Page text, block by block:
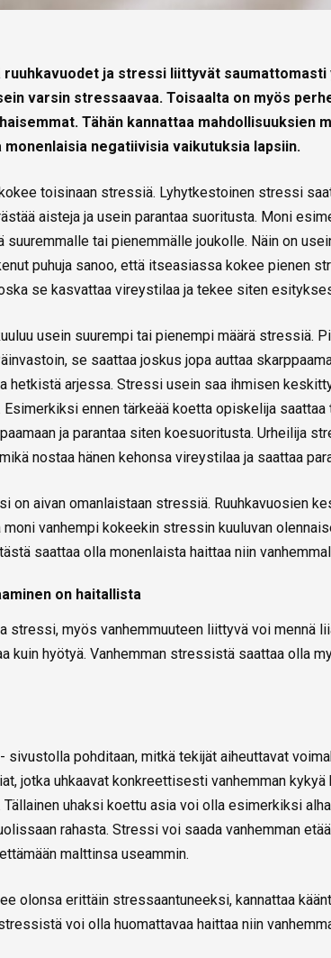
ja stressi liittyvät saumattomasti
varsin stressaavaa. Toisaalta on myös
Tähän kannattaa mahdollisuuksien
negatiivisia vaikutuksia lapsiin.
toisinaan stressiä. Lyhytkestoinen stressi
aisteja ja usein parantaa suoritusta. Moni
suuremmalle tai pienemmälle joukolle. Näin on
puhuja sanoo, että itseasiassa kokee pienen
se kasvattaa vireystilaa ja tekee siten
usein suurempi tai pienempi määrä stressiä.
se saattaa joskus jopa auttaa
hetkistä arjessa. Stressi usein saa ihmisen
Esimerkiksi ennen tärkeää koetta opiskelija
ja parantaa siten koesuoritusta. Urheilija
nostaa hänen kehonsa vireystilaa ja saattaa
on aivan omanlaistaan stressiä. Ruuhkavuosien
vanhempi kokeekin stressin kuuluvan
saattaa olla monenlaista haittaa niin
on haitallista
stressi, myös vanhemmuuteen liittyvä voi mennä
kuin hyötyä. Vanhemman stressistä saattaa olla
sivustolla pohditaan, mitkä tekijät aiheuttavat
jotka uhkaavat konkreettisesti vanhemman kykyä
uhaksi koettu asia voi olla esimerkiksi
rahasta. Stressi voi saada vanhemman
malttinsa useammin.
olonsa erittäin stressaantuneeksi, kannattaa
voi olla huomattavaa haittaa niin